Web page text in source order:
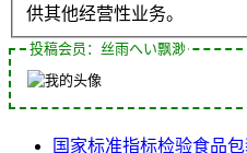
供其他经营性业务。
投稿会员：丝雨へい飘渺
国家标准指标检验食品